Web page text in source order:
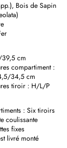
, Bois de Sapin
cm
compartiment :
34,5 cm
tiroir : H/L/P
: Six tiroirs
coulissante
fixes
livré monté